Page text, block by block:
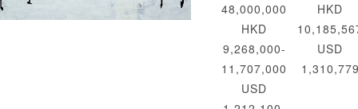
48,000,000
HKD
9,268,000-
11,707,000
USD
HKD
USD